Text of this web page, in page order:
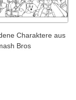
Charaktere aus
Bros